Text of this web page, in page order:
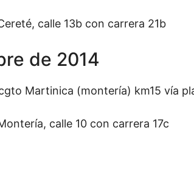
calle 13b con carrera 21b
de 2014
Martinica (montería) km15 vía
calle 10 con carrera 17c